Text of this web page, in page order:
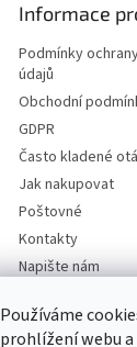
Používáme
prohlížení webu
Informace
Podmínky
údajů
Obchodní
GDPR
Často kladené
Jak nakupovat
Poštovné
Kontakty
Napište nám